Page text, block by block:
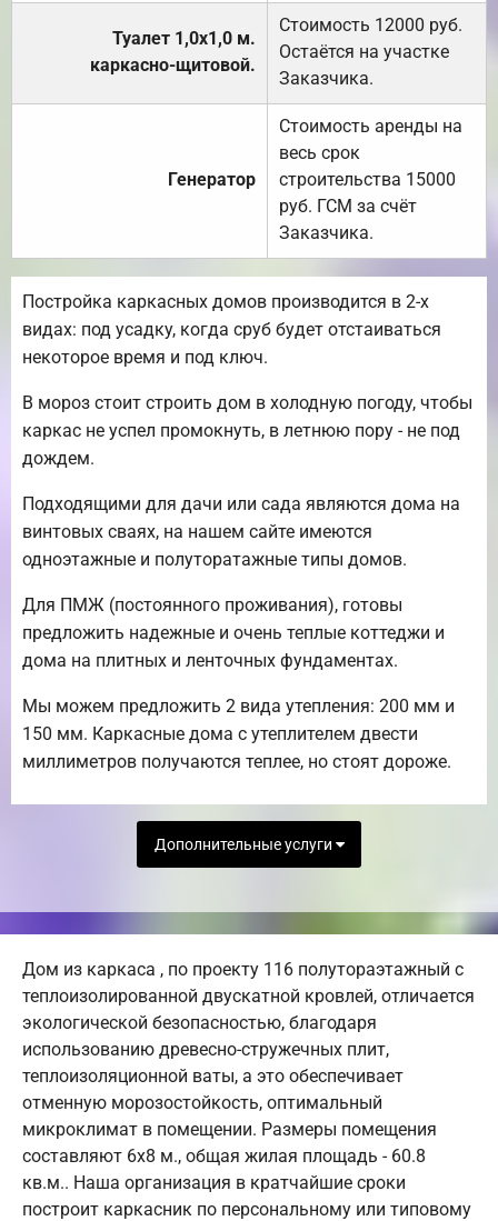
Туалет 1,0х1,0 м.
каркасно-щитовой.
Стоимость 12000 руб.
Остаётся на участке
Заказчика.
Генератор
Стоимость аренды на
весь срок
строительства 15000
руб. ГСМ за счёт
Заказчика.
Постройка каркасных домов производится в 2-х
видах: под усадку, когда сруб будет отстаиваться
некоторое время и под ключ.
В мороз стоит строить дом в холодную погоду, чтобы
каркас не успел промокнуть, в летнюю пору - не под
дождем.
Подходящими для дачи или сада являются дома на
винтовых сваях, на нашем сайте имеются
одноэтажные и полуторатажные типы домов.
Для ПМЖ (постоянного проживания), готовы
предложить надежные и очень теплые коттеджи и
дома на плитных и ленточных фундаментах.
Мы можем предложить 2 вида утепления: 200 мм и
150 мм. Каркасные дома с утеплителем двести
миллиметров получаются теплее, но стоят дороже.
Дополнительные услуги
Дом из каркаса , по проекту 116 полутораэтажный с
теплоизолированной двускатной кровлей, отличается
экологической безопасностью, благодаря
использованию древесно-стружечных плит,
теплоизоляционной ваты, а это обеспечивает
отменную морозостойкость, оптимальный
микроклимат в помещении. Размеры помещения
составляют 6х8 м., общая жилая площадь - 60.8
кв.м.. Наша организация в кратчайшие сроки
построит каркасник по персональному или типовому